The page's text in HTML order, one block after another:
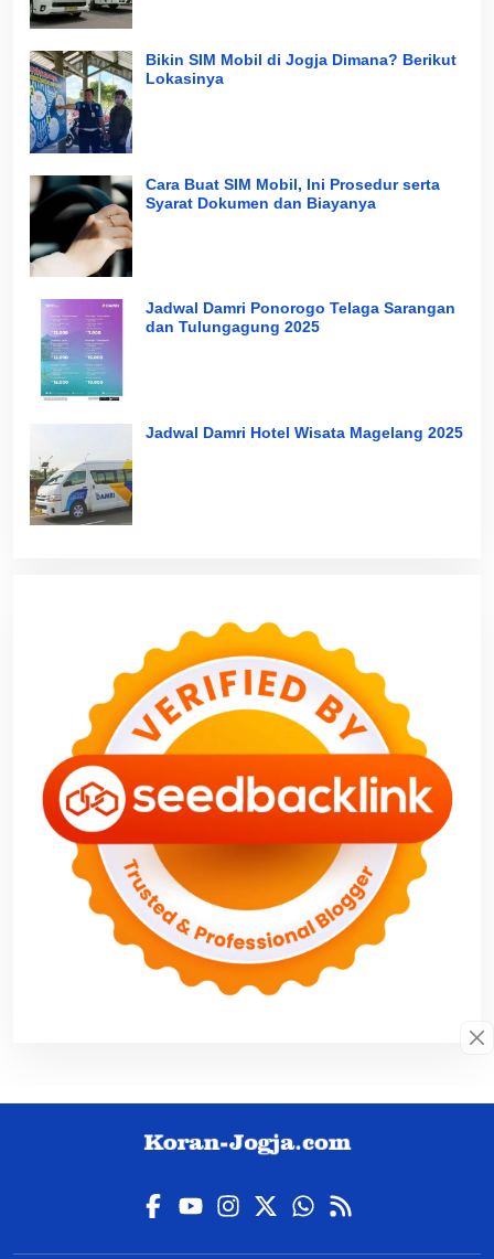
Bikin SIM Mobil di Jogja Dimana? Berikut
Lokasinya
Cara Buat SIM Mobil, Ini Prosedur serta
Syarat Dokumen dan Biayanya
Jadwal Damri Ponorogo Telaga Sarangan
dan Tulungagung 2025
Jadwal Damri Hotel Wisata Magelang 2025